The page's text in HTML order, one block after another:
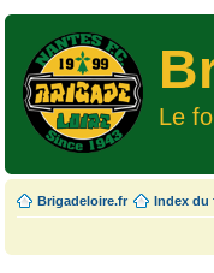
Le
Brigadeloire.fr Index du